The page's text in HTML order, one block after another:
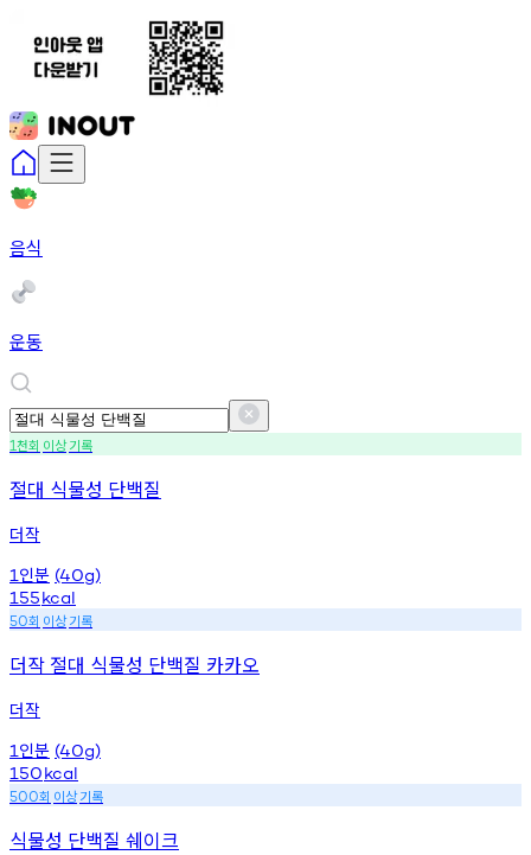
음식
운동
1천회 이상기록
절대 식물성 단백질
더작
1 인분 (40g)
155kcal
50회 이상기록
더작 절대 식물성 단백질 카카오
더작
1 인분 (40g)
150kcal
500회 이상기록
식물성 단백질 쉐이크